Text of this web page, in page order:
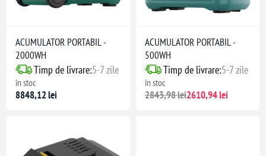
ACUMULATOR PORTABIL -
2000WH
Timp de livrare:5-7 zile
în stoc
8848,12 lei
ACUMULATOR PORTABIL -
500WH
Timp de livrare:5-7 zile
în stoc
2843,98 lei2610,94 lei